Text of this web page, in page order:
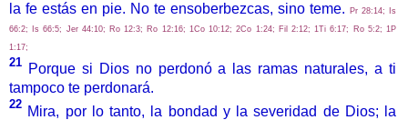
la fe estás en pie. No te ensoberbezcas, sino teme.
Pr 28:14; Is
66:2; Is 66:5; Jer 44:10; Ro 12:3; Ro 12:16; 1Co 10:12; 2Co 1:24; Fil 2:12; 1Ti 6:17; Ro 5:2; 1P
1:17;
21 Porque si Dios no perdonó a las ramas naturales, a ti
tampoco te perdonará.
22 Mira, por lo tanto, la bondad y la severidad de Dios; la